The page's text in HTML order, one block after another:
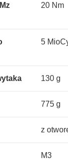
20 Nm
5
130 g
775 g
z
M3